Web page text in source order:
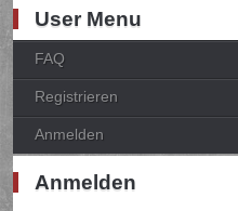
User Menu
FAQ
Registrieren
Anmelden
Anmelden